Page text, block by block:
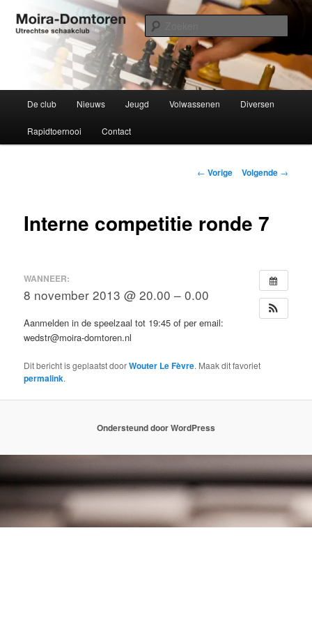
naar
Moira-Domtoren
Utrechtse schaakclub opgericht 1934
De club Nieuws Jeugd Volwassenen Diversen
Rapidtoernooi Contact
Bericht
← Vorige Volgende →
Interne competitie ronde 7
WANNEER:
8 november 2013 @ 20.00 – 0.00
Aanmelden in de speelzaal tot 19:45 of per email:
wedstr@moira-domtoren.nl
Dit bericht is geplaatst doorWouter Le Fèvre. Maak dit favoriet
permalink.
Ondersteund door WordPress